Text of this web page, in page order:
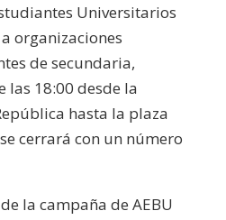
Universitarios
organizaciones
de secundaria,
las 18:00 desde la
hasta la plaza
cerrará con un número
la campaña de AEBU